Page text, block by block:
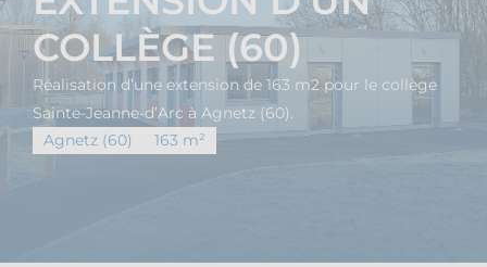
COLLÈGE (60)
Réalisation d’une extension de 163 m2 pour le collège
Sainte-Jeanne-d’Arc à Agnetz (60).
Agnetz (60)
163 m²